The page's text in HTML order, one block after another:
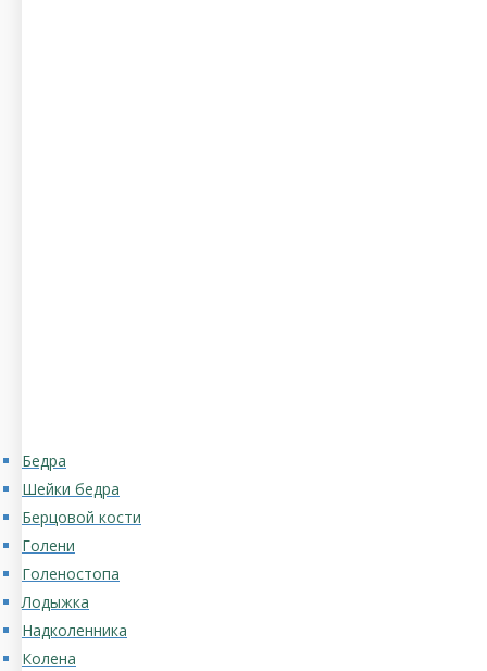
Бедра
Шейки бедра
Берцовой кости
Голени
Голеностопа
Лодыжка
Надколенника
Колена